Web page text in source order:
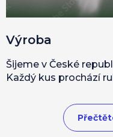
Výroba
Šijeme v České
Každý kus prochází